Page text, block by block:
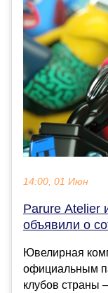
14:00, 01 Июн
Parure Atelier
объявили о
Ювелирная
официальным
клубов страны